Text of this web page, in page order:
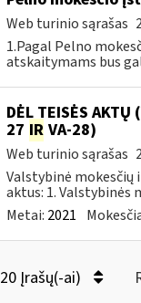
Web turinio sąrašas
1.Pagal Pelno
atskaitymams bus
DĖL TEISĖS AKTŲ
27 IR VA-28)
Web turinio sąrašas
Valstybinė mokesčių
aktus: 1. Valstybinės
Metai: 2021
20 Įrašų(-ai)